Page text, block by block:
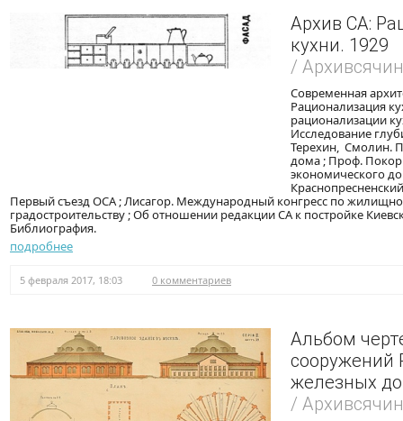
Архив СА:
кухни. 1929
/
Современная
Рационализация
рационализации
Исследование
Терехин, Смолин.
дома ; Проф.
экономического
Первый съезд ОСА ; Лисагор. Международный конгресс по
градостроительству ; Об отношении редакции СА к постройке
Библиография.
подробнее
5 февраля 2017, 18:03 0 комментариев
Альбом
сооружений
железных
/